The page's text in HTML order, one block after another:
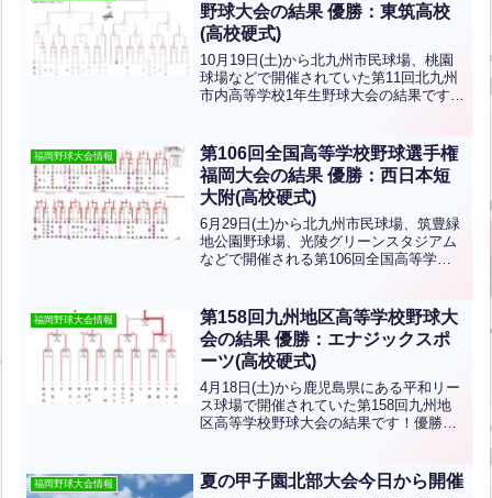
野球大会の結果 優勝：東筑高校
(高校硬式)
10月19日(土)から北九州市民球場、桃園
球場などで開催されていた第11回北九州
市内高等学校1年生野球大会の結果です！
福岡野球大会情報
第106回全国高等学校野球選手権
福岡大会の結果 優勝：西日本短
大附(高校硬式)
6月29日(土)から北九州市民球場、筑豊緑
地公園野球場、光陵グリーンスタジアム
などで開催される第106回全国高等学校
甲子園出場おめでとうございます！！
福岡野球大会情報
第158回九州地区高等学校野球大
会の結果 優勝：エナジックスポ
ーツ(高校硬式)
4月18日(土)から鹿児島県にある平和リー
ス球場で開催されていた第158回九州地
区高等学校野球大会の結果です！優勝は
福岡野球大会情報 夏の甲子園北部大会今日から開催